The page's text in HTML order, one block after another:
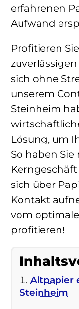
erfahrenen
Aufwand
Profitieren
sich ohne
unserem
Steinheim
Lösung, um
So haben
sich über
Kontakt
vom
profitieren!
Altpapier
Steinheim